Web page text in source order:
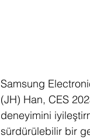
Samsung
(JH) Han, CES
deneyimini
sürdürülebilir bir